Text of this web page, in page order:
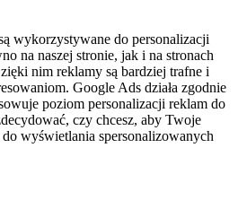
wykorzystywane do personalizacji
na naszej stronie, jak i na stronach
nim reklamy są bardziej trafne i
Google Ads działa zgodnie
poziom personalizacji reklam do
czy chcesz, aby Twoje
wyświetlania spersonalizowanych